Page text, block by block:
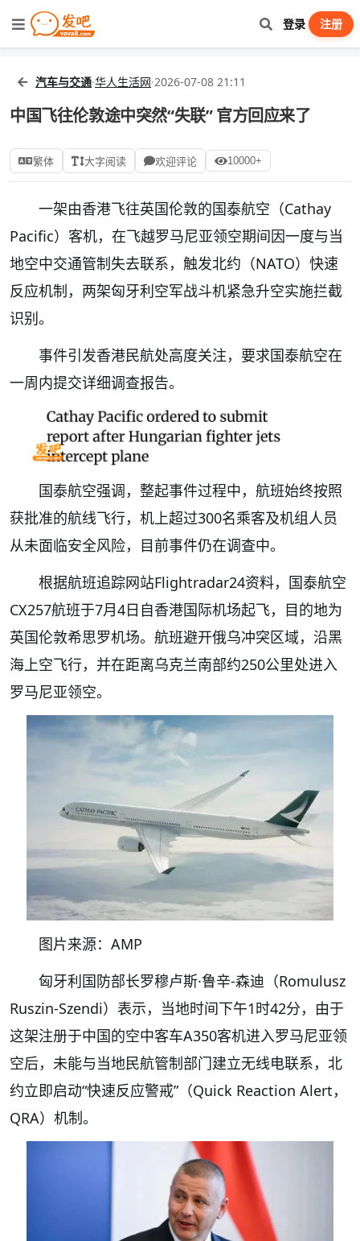
登录 注册
汽车与交通·华人生活网·2026-07-08 21:11
中国飞往伦敦途中突然“失联” 官方回应来了
繁体 大字阅读 欢迎评论 10000+
一架由香港飞往英国伦敦的国泰航空（Cathay
Pacific）客机，在飞越罗马尼亚领空期间因一度与当
地空中交通管制失去联系，触发北约（NATO）快速
反应机制，两架匈牙利空军战斗机紧急升空实施拦截
识别。
事件引发香港民航处高度关注，要求国泰航空在
一周内提交详细调查报告。
国泰航空强调，整起事件过程中，航班始终按照
获批准的航线飞行，机上超过300名乘客及机组人员
从未面临安全风险，目前事件仍在调查中。
根据航班追踪网站Flightradar24资料，国泰航空
CX257航班于7月4日自香港国际机场起飞，目的地为
英国伦敦希思罗机场。航班避开俄乌冲突区域，沿黑
海上空飞行，并在距离乌克兰南部约250公里处进入
罗马尼亚领空。
图片来源：AMP
匈牙利国防部长罗穆卢斯·鲁辛-森迪（Romulusz
Ruszin-Szendi）表示，当地时间下午1时42分，由于
这架注册于中国的空中客车A350客机进入罗马尼亚领
空后，未能与当地民航管制部门建立无线电联系，北
约立即启动“快速反应警戒”（Quick Reaction Alert，
QRA）机制。